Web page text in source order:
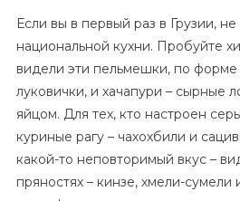
Если вы в первый раз в Грузии, не
национальной кухни. Пробуйте
видели эти пельмешки, по
луковички, и хачапури – сырные
яйцом. Для тех, кто настроен
куриные рагу – чахохбили и
какой-то неповторимый вкус –
пряностях – кинзе, хмели-сумели